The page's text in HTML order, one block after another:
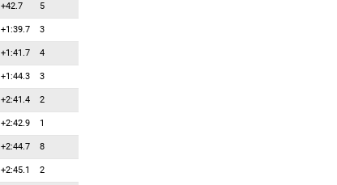
+42.7 5
+1:39.7 3
+1:41.7 4
+1:44.3 3
+2:41.4 2
+2:42.9 1
+2:44.7 8
+2:45.1 2